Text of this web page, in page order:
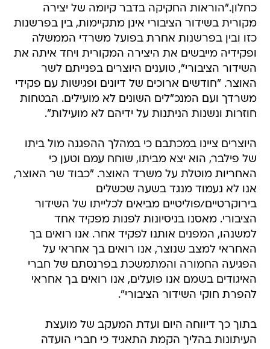
כחלון."הוראות החקיקה בדבר קיומה של יצירה
מקורית בשידור הציבורי אינן מתקיימות, בין בפרשנות
כזו ובין בפרשנות אחרת בפועל משרדי הממשלה
ופקידיה מייבשים את היצירה המקורית ויחד איתה את
השידור הציבורי", טוענים היוצרים בפנייתם לשר
האוצר. "חודשים ארוכים של דיונים ופגישות עם פקידי
משרדך ועם המנכ"לים השונים לא מועילים. הבטחות
חוזרות ונשנות הניתנות על ידיהם לא מועילות".
היוצרים ציינו במכתבם כי במהלך ההפגנה מול ביתו
של פילבר, הוא יצא מביתו, שוחח עמם וטען כי
האחריות מוטלת על משרד האוצר. "כבוד שר האוצר,
אנו לא נעמוד מנגד בשעה שכשלים
בירוקרטיים/פוליטיים מביאים לכלייתו של השידור
הציבורי. מאסנו בניסיונות לפנות מפקיד אחד
למשנהו, המפנים אותנו לפקיד אחר. אנו רואים בך
האחראי למצב שנוצר, אנו רואים בך אחראי על
הפגיעה החמורה והמתמשכת בפרנסתם של חברי
האיגודים בשמם אנו פועלים, אנו רואים בך אחראי
להפרת חוקי השידור הציבורי".
בתוך כך דיווחה היום ועדת המעקב של מועצת
העיתונות בהליך הקמת התאגיד כי חברי הועדה